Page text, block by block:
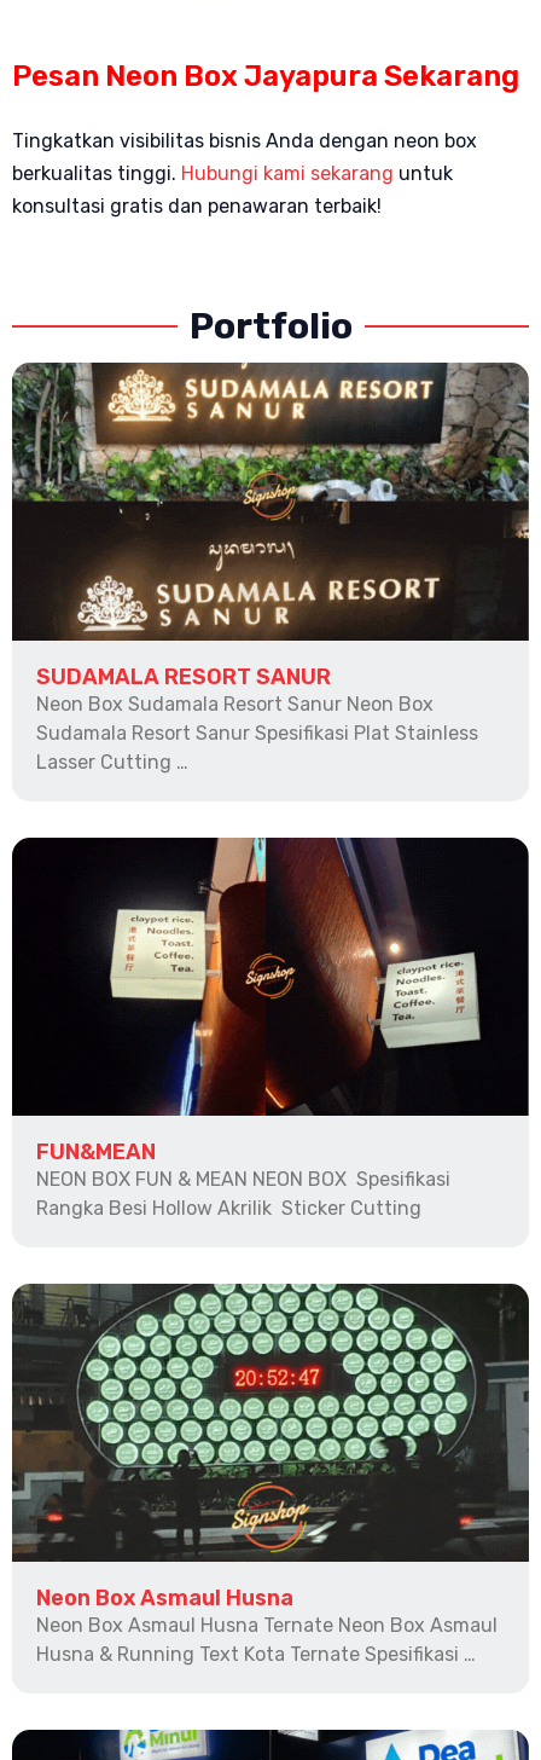
Pesan Neon Box Jayapura Sekarang
Tingkatkan visibilitas bisnis Anda dengan neon box
berkualitas tinggi. Hubungi kami sekarang untuk
konsultasi gratis dan penawaran terbaik!
Portfolio
SUDAMALA RESORT SANUR
Neon Box Sudamala Resort Sanur Neon Box
Sudamala Resort Sanur Spesifikasi Plat Stainless
Lasser Cutting …
FUN&MEAN
NEON BOX FUN & MEAN NEON BOX Spesifikasi
Rangka Besi Hollow Akrilik Sticker Cutting
Neon Box Asmaul Husna
Neon Box Asmaul Husna Ternate Neon Box Asmaul
Husna & Running Text Kota Ternate Spesifikasi …